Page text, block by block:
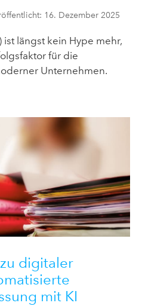
16. Dezember 2025
ist längst kein Hype mehr,
für die
Unternehmen.
digitaler
mit KI